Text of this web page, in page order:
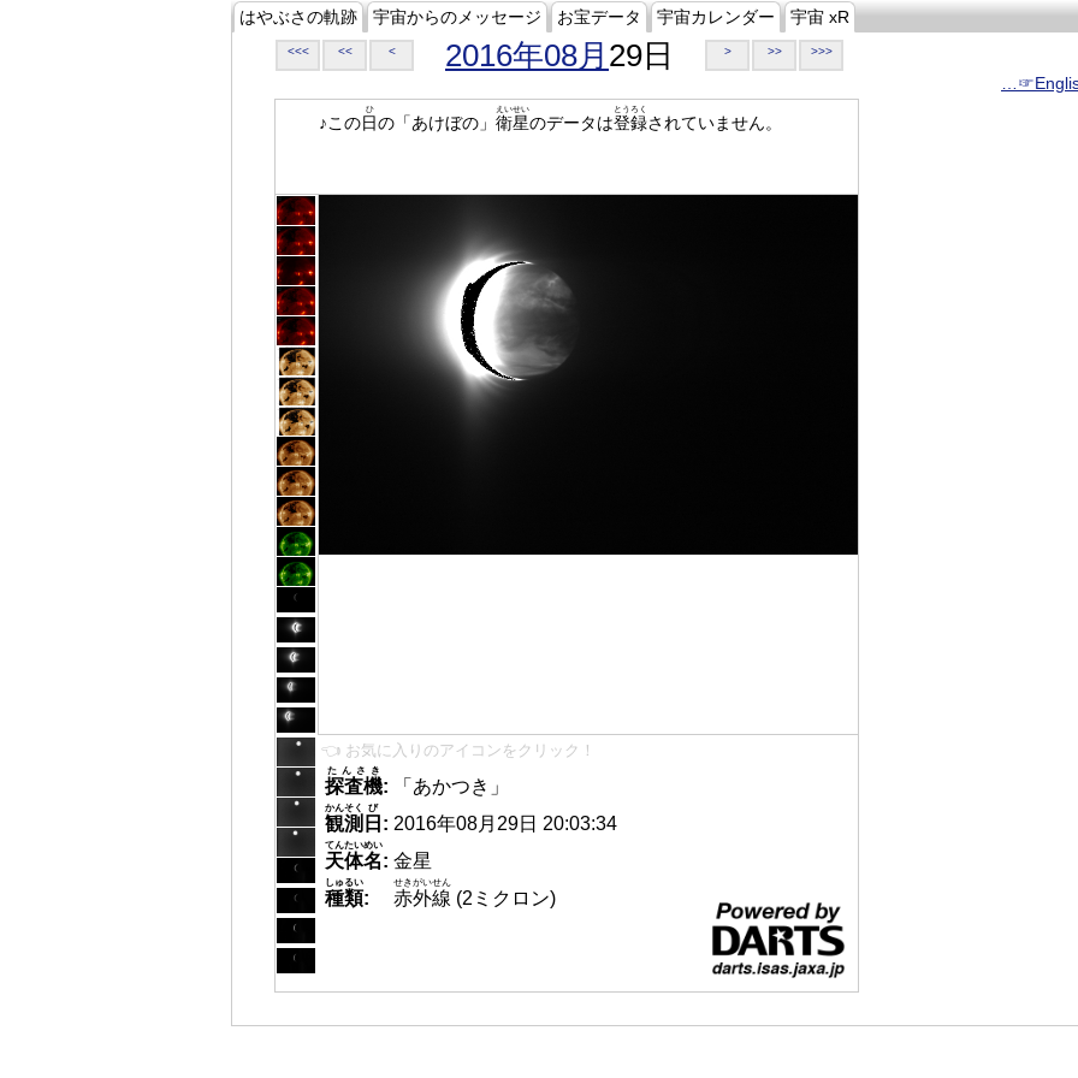
はやぶさの軌跡 宇宙からのメッセージ お宝データ 宇宙カレンダー 宇宙 xR
<<< << < 2016年08月 29日 > >> >>>
♪この日
ひ
の「あけぼの」 衛星
えいせい
のデータは登録
とうろく
されていません。
👈 お気に入りのアイコンをクリック！
探査機
たんさき
:
「あかつき」
観測
かんそく
日
び
: 2016年08月29日 20:03:34
天体名
てんたいめい
: 金星
種類
しゅるい
: 赤外線
せきがいせん
(2ミクロン)